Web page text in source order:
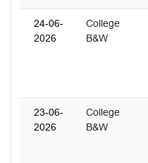
24-06-
2026
College
B&W
23-06-
2026
College
B&W